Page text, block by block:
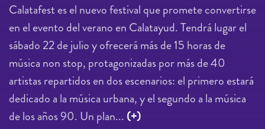
Calatafest es el nuevo festival que promete convertirse
en el evento del verano en Calatayud. Tendrá lugar el
sábado 22 de julio y ofrecerá más de 15 horas de
música non stop, protagonizadas por más de 40
artistas repartidos en dos escenarios: el primero estará
dedicado a la música urbana, y el segundo a la música
de los años 90. Un plan... (+)